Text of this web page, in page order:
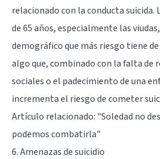
relacionado con la conducta suicida.
de 65 años, especialmente las
demográfico que más riesgo tiene
algo que, combinado con la falta de
sociales o el padecimiento de una
incrementa el riesgo de cometer
Artículo relacionado: "Soledad no
podemos combatirla"
6. Amenazas de suicidio